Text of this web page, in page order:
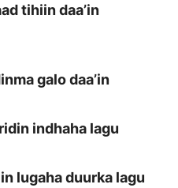
tihiin daa’in
galo daa’in
indhaha lagu
lugaha duurka lagu